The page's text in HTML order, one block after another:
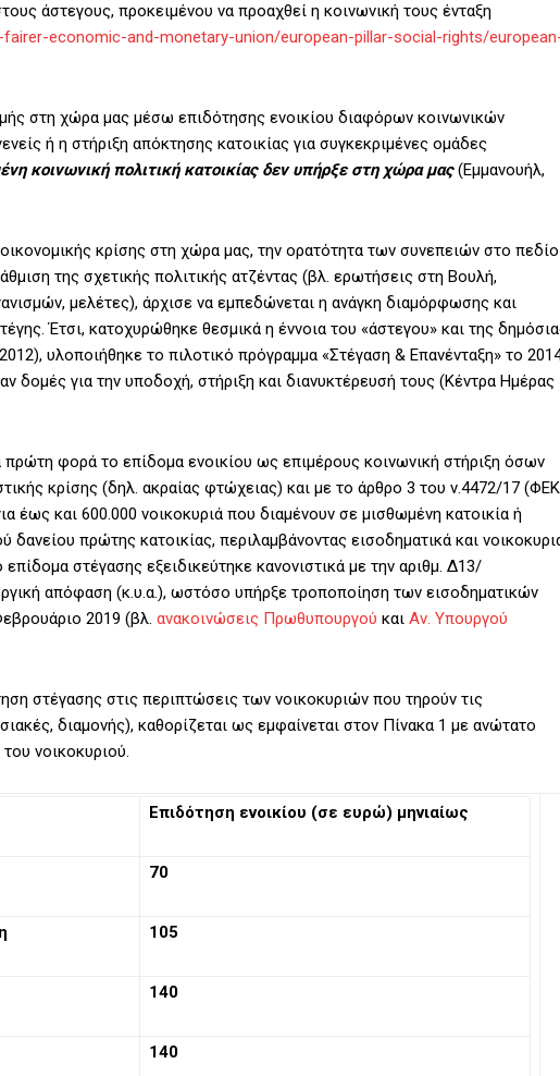
άστεγους, προκειμένου να προαχθεί η κοινωνική τους ένταξη
economic-and-monetary-union/european-pillar-social-rights/
στη χώρα μας μέσω επιδότησης ενοικίου διαφόρων κοινωνικών
ή η στήριξη απόκτησης κατοικίας για συγκεκριμένες ομάδες
κοινωνική πολιτική κατοικίας δεν υπήρξε στη χώρα μας(Εμμανουήλ,
κρίσης στη χώρα μας, την ορατότητα των συνεπειών στο πεδίο
της σχετικής πολιτικής ατζέντας (βλ. ερωτήσεις στη Βουλή,
μελέτες), άρχισε να εμπεδώνεται η ανάγκη διαμόρφωσης και
Έτσι, κατοχυρώθηκε θεσμικά η έννοια του «άστεγου» και της
υλοποιήθηκε το πιλοτικό πρόγραμμα «Στέγαση & Επανένταξη» το
για την υποδοχή, στήριξη και διανυκτέρευσή τους (Κέντρα Ημέρας
φορά το επίδομα ενοικίου ως επιμέρους κοινωνική στήριξη όσων
κρίσης (δηλ. ακραίας φτώχειας) και με το άρθρο 3 του ν.4472/17 (ΦΕΚ
έως και 600.000 νοικοκυριά που διαμένουν σε μισθωμένη κατοικία ή
πρώτης κατοικίας, περιλαμβάνοντας εισοδηματικά και
στέγασης εξειδικεύτηκε κανονιστικά με την αριθμ. Δ13/
απόφαση (κ.υ.α.), ωστόσο υπήρξε τροποποίηση των εισοδηματικών
2019 (βλ. ανακοινώσεις Πρωθυπουργού και Αν. Υπουργού
στέγασης στις περιπτώσεις των νοικοκυριών που τηρούν τις
διαμονής), καθορίζεται ως εμφαίνεται στον Πίνακα 1 με ανώτατο
νοικοκυριού.
Επιδότηση ενοικίου (σε ευρώ) μηνιαίως
70
105
140
140